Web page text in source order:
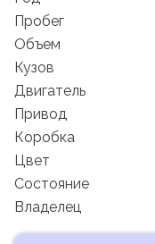
Пробег
Объем
Кузов
Двигатель
Привод
Коробка
Цвет
Состояние
Владелец